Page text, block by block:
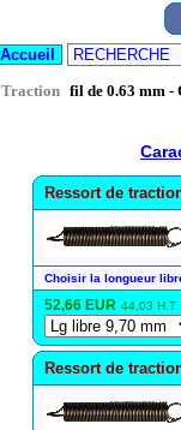
Traction fil de 0.63 mm -
Ressort de
Choisir la longueur
52,66 EUR 44,03 H.T
Ressort de